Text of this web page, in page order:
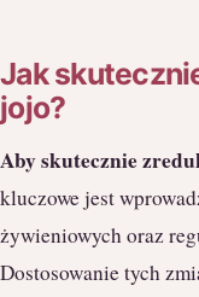
Jak
jojo?
Aby skutecznie
kluczowe jest
żywieniowych oraz
Dostosowanie tych